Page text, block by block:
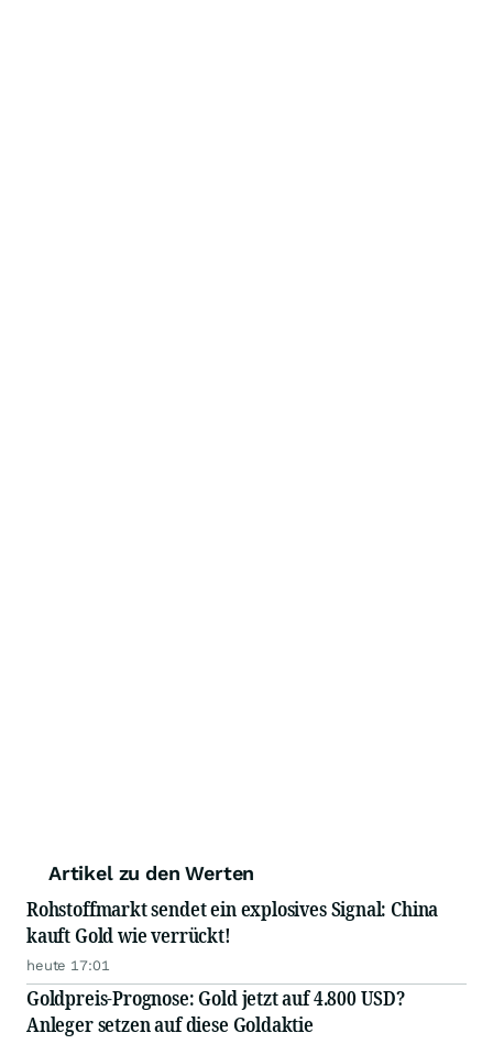
Artikel zu den Werten
Rohstoffmarkt sendet ein explosives Signal: China
kauft Gold wie verrückt!
heute 17:01
Goldpreis-Prognose: Gold jetzt auf 4.800 USD?
Anleger setzen auf diese Goldaktie